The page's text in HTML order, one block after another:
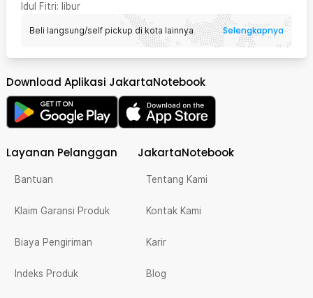
Idul Fitri: libur
Beli langsung/self pickup di kota lainnya Selengkapnya
Download Aplikasi JakartaNotebook
Layanan Pelanggan
Bantuan
Klaim Garansi Produk
Biaya Pengiriman
Indeks Produk
JakartaNotebook
Tentang Kami
Kontak Kami
Karir
Blog